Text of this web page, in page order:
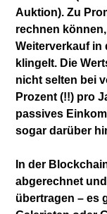
Auktion). Zu
rechnen
Weiterverkauf in
klingelt. Die
nicht selten bei
Prozent (!!) pro
passives
sogar darüber
In der
abgerechnet
übertragen – es